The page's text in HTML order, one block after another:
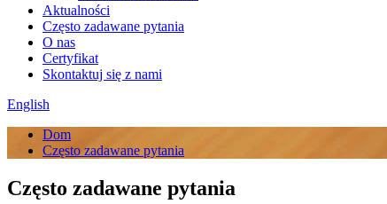
Aktualności
Często zadawane pytania
O nas
Certyfikat
Skontaktuj się z nami
English
Dom
Często zadawane pytania
Często zadawane pytania